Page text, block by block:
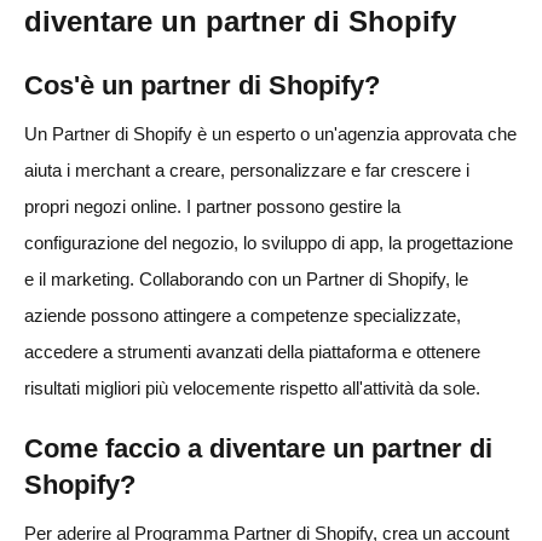
diventare un partner di Shopify
Cos'è un partner di Shopify?
Un Partner di Shopify è un esperto o un'agenzia approvata che
aiuta i merchant a creare, personalizzare e far crescere i
propri negozi online. I partner possono gestire la
configurazione del negozio, lo sviluppo di app, la progettazione
e il marketing. Collaborando con un Partner di Shopify, le
aziende possono attingere a competenze specializzate,
accedere a strumenti avanzati della piattaforma e ottenere
risultati migliori più velocemente rispetto all'attività da sole.
Come faccio a diventare un partner di
Shopify?
Per aderire al Programma Partner di Shopify, crea un account